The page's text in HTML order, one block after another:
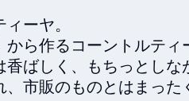
ーヤ。
から作るコーントルテ
香ばしく、もちっとし
市販のものとはまった